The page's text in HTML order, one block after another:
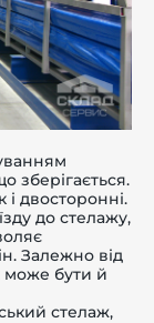
зберігається.
двосторонні.
до стелажу,
Залежно від
може бути й
стелаж,